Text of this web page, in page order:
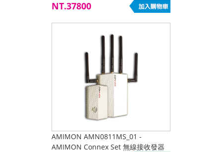
NT.37800
AMIMON AMN0811MS_01 -
AMIMON Connex Set 無線接收發器